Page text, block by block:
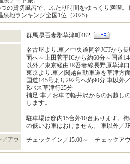
の貸切風呂で、ふたり時間をゆっくり満喫。
泉地ランキング全国1位（2025）
群馬県吾妻郡草津町482
名古屋より:車／中央道岡谷JCTから
面へ～上田菅平ICから約60分～国道
以外／東京経由JR吾妻線長野原草津
東京より:車／関越自動車道を草津方
国道145号より292号へ約90分 車以外
Rバス草津行25分
補足:車／お車で軽井沢からのお越し
します。
駐車場は邸内15台外10台あります。
の低いお車はおけません。 車以外／
／アウ
チェックイン／15:00～ チェックア